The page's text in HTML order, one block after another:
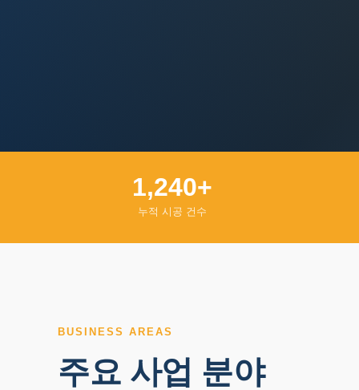
1,240+
누적 시공 건수
BUSINESS AREAS
주요 사업 분야